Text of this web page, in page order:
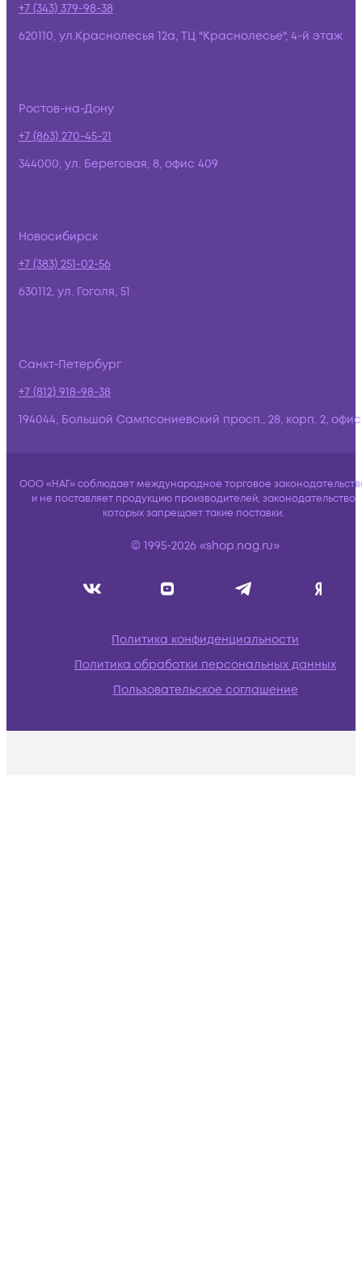
+7 (343) 379-98-38
620110, ул.Краснолесья 12а, ТЦ "Краснолесье", 4-й этаж
Ростов-на-Дону
+7 (863) 270-45-21
344000, ул. Береговая, 8, офис 409
Новосибирск
+7 (383) 251-02-56
630112, ул. Гоголя, 51
Санкт-Петербург
+7 (812) 918-98-38
194044, Большой Сампсониевский просп., 28, корп. 2,
ООО «НАГ» соблюдает международное торговое
и не поставляет продукцию производителей, законодательство
которых запрещает такие поставки.
© 1995-2026 «shop.nag.ru»
Политика конфиденциальности
Политика обработки персональных данных
Пользовательское соглашение